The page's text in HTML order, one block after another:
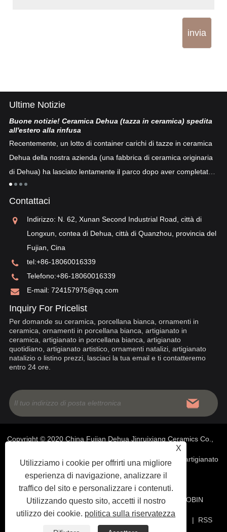
invia
Ultime Notizie
Buone notizie! Ceramica Dehua (tazza in ceramica) spedita
all'estero alla rinfusa
Recentemente, un lotto di container carichi di tazze in ceramica
Dehua della nostra azienda (una fabbrica di ceramica originaria
di Dehua) ha lasciato lentamente il parco dopo aver completato
lo sdoganamento...
Contattaci
Indirizzo: N. 62, Xunan Second Industrial Road, città di
Longxun, contea di Dehua, città di Quanzhou, provincia del
Fujian, Cina
tel:+86-18060016339
Telefono:+86-18060016339
E-mail: 724157975@qq.com
Inquiry For Pricelist
Per domande su ceramica, porcellana bianca, ornamenti in
ceramica, ornamenti in porcellana bianca, artigianato in
ceramica, artigianato in porcellana bianca, artigianato
quotidiano, artigianato artistico, ornamenti natalizi, artigianato
natalizio o listino prezzi, lasciaci la tua email e ti contatteremo
entro 24 ore.
Copyright © 2020 China Fujian Dehua Jinruixiang Ceramics Co.,
Ltd - Ceramica cinese, ornamenti in porcellana bianca, artigianato
in porcellana bianca - Tutti i diritti riservati
SUPPORTO TECNICO DEL SITO WEB:RETE TIANYU ROBIN
ZHANG:+86-18060016339 |Collegamenti|Sitemap | RSS
X
Utilizziamo i cookie per offrirti una migliore
esperienza di navigazione, analizzare il
traffico del sito e personalizzare i contenuti.
Utilizzando questo sito, accetti il ​​nostro
utilizzo dei cookie. politica sulla riservatezza